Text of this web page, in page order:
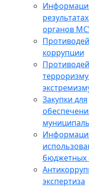
органов
коррупции
Закупки для
бюджетных
экспертиза